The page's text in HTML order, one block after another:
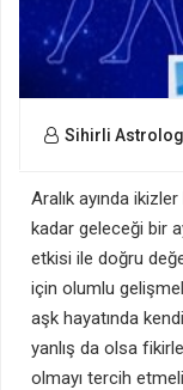
Sihirli Astrolog
Aralık ayında
kadar geleceği bir
etkisi ile doğru
için olumlu
aşk hayatında
yanlış da olsa
olmayı tercih